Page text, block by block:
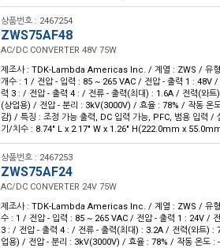
상품번호 : 2467254
ZWS75AF48
AC/DC CONVERTER 48V 75W
제조사 : TDK-Lambda Americas Inc. / 계열 : ZWS / 유형
개수 : 1 / 전압 - 입력 : 85 ~ 265 VAC / 전압 - 출력 1 : 48V
력 3 : / 전압 - 출력 4 : / 전류 - 출력(최대) : 1.6A / 전력(와
(상업용) / 전압 - 분리 : 3kV(3000V) / 효율 : 78% / 작동 온
감) / 특징 : 조정 가능 출력, DC 입력 가능, PFC, 범용 입력 /
기/치수 : 8.74" L x 2.17" W x 1.26" H(222.0mm x
상품번호 : 2467253
ZWS75AF24
AC/DC CONVERTER 24V 75W
제조사 : TDK-Lambda Americas Inc. / 계열 : ZWS / 유형
수 : 1 / 전압 - 입력 : 85 ~ 265 VAC / 전압 - 출력 1 : 24V /
3 : / 전압 - 출력 4 : / 전류 - 출력(최대) : 3.2A / 전력(와트) :
업용) / 전압 - 분리 : 3kV(3000V) / 효율 : 78% / 작동 온도 :